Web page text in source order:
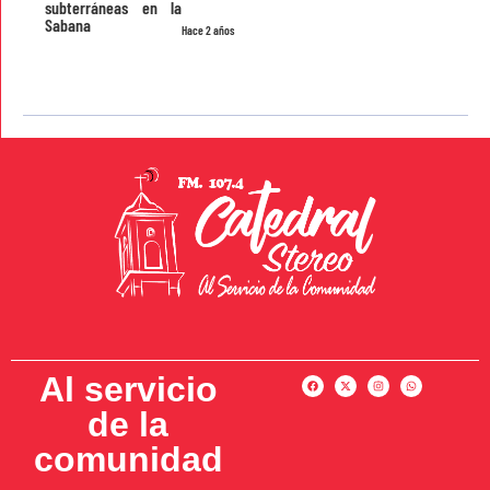
Hace 2 años
subterráneas en la
Sabana
Al servicio
de la
comunidad